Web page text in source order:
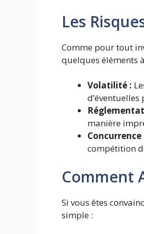
Les
Comme pour tout
quelques éléments
Volatilité :
d’éventuelles
manière
Concurrence
compétition
Comment
Si vous êtes
simple :